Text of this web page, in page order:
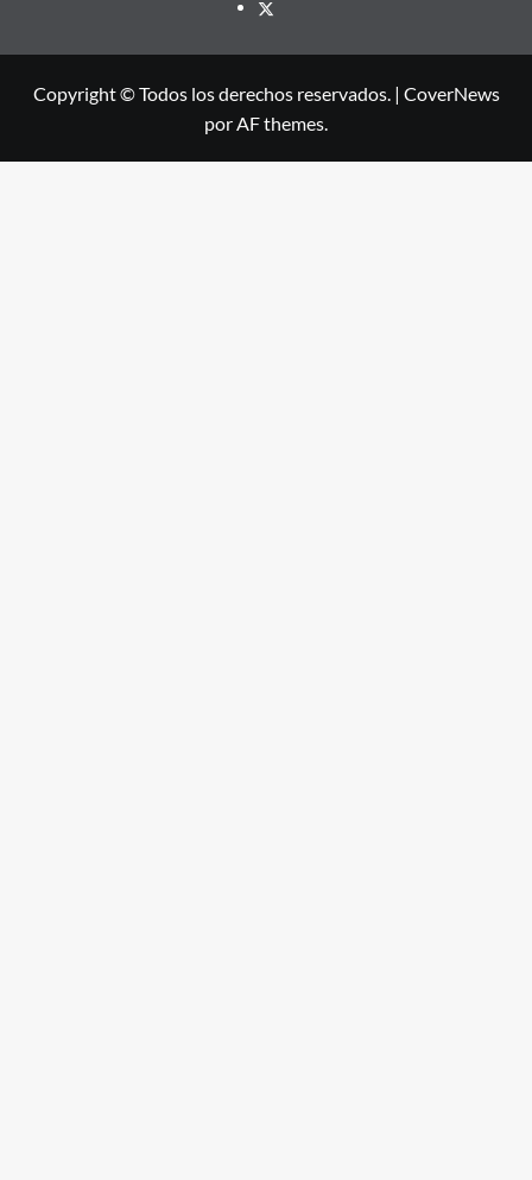
X
Copyright © Todos los derechos reservados. | CoverNews
por AF themes.